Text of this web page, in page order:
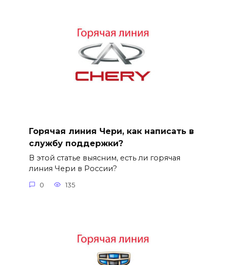
Горячая линия Чери, как написать в
службу поддержки?
В этой статье выясним, есть ли горячая
линия Чери в России?
0 135